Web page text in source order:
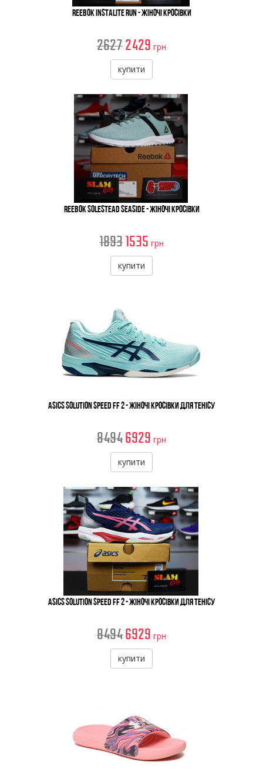
Reebok Instalite Run - Жіночі Кросівки
26272429 грн
купити
Reebok Solestead Seaside - Жіночі Кросівки
18931535 грн
купити
Asics Solution Speed FF 2 - Жіночі Кросівки Для Тенісу
84946929 грн
купити
Asics Solution Speed FF 2 - Жіночі Кросівки Для Тенісу
84946929 грн
купити